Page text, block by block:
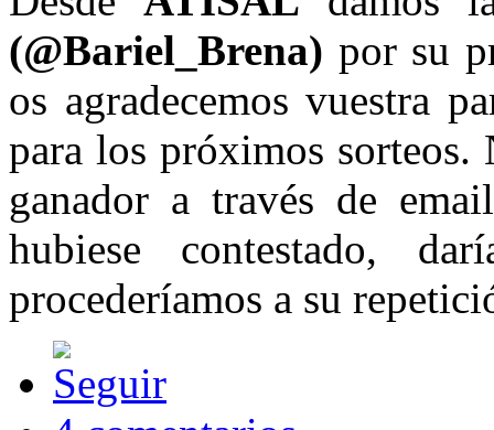
(@Bariel_Brena) por su
os agradecemos vuestra
para los próximos sorteos.
ganador a través de
hubiese contestado,
procederíamos a su